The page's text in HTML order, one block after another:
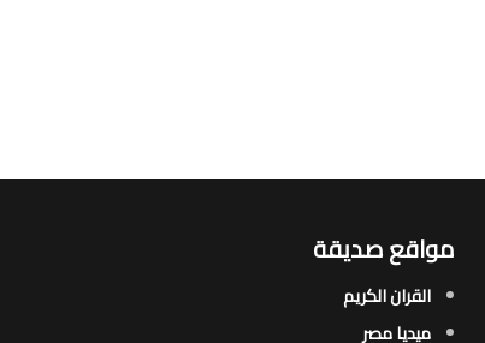
مواقع صديقة
القران الكريم
ميديا مصر